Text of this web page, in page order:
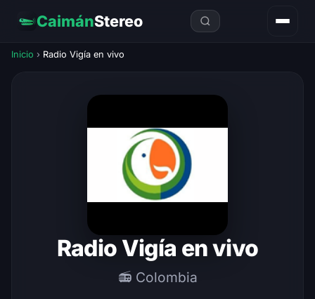
CaimánStereo
Inicio › Radio Vigía en vivo
Radio Vigía en vivo
📻 Colombia